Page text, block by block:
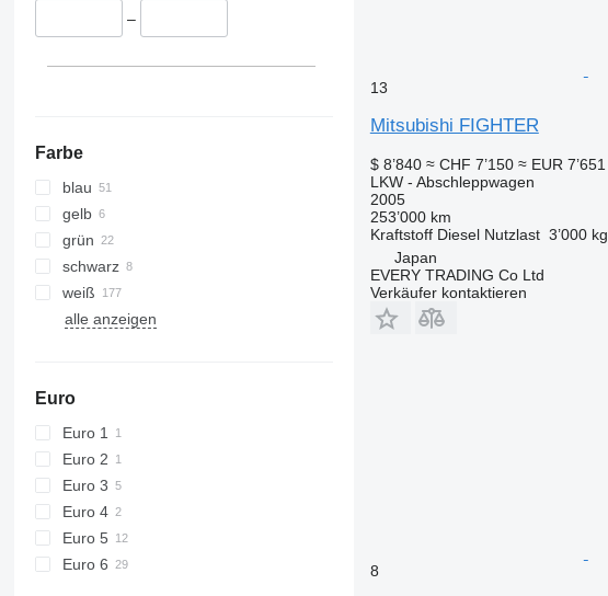
–
Farbe
blau
gelb
grün
schwarz
weiß
alle anzeigen
Euro
Euro 1
Euro 2
Euro 3
Euro 4
Euro 5
Euro 6
13
Mitsubishi FIGHTER
$ 8’840 ≈ CHF 7’150 ≈ EUR 7’651
LKW - Abschleppwagen
2005
253’000 km
Kraftstoff Diesel Nutzlast 3’000 kg
Japan
EVERY TRADING Co Ltd
Verkäufer kontaktieren
8